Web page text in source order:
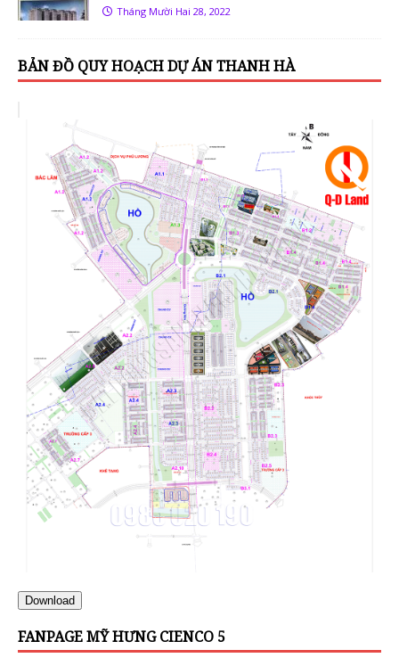
Tháng Mười Hai 28, 2022
BẢN ĐỒ QUY HOẠCH DỰ ÁN THANH HÀ
Download
FANPAGE MỸ HƯNG CIENCO 5